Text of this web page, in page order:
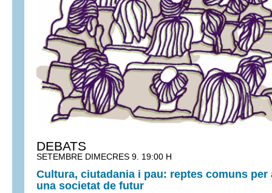
DEBATS
SETEMBRE DIMECRES 9. 19:00 H
Cultura, ciutadania i pau: reptes comuns per
una societat de futur